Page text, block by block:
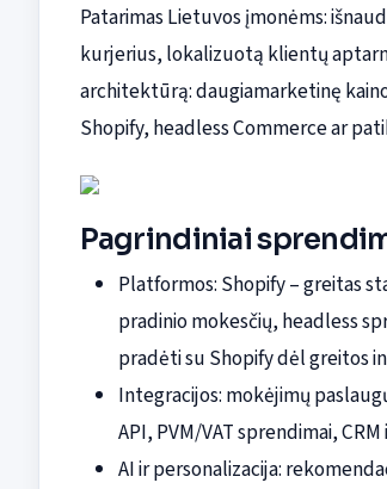
Patarimas Lietuvos įmonėms:
kurjerius, lokalizuotą klientų
architektūrą: daugiamarketinę
Shopify, headless Commerce ar
Pagrindiniai
Platformos: Shopify – greitas
pradinio mokesčių, headless
pradėti su Shopify dėl greitos
Integracijos: mokėjimų
API, PVM/VAT sprendimai,
AI ir personalizacija: